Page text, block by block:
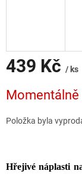
439 Kč / ks
cena:
Položka byla
Hřejivé náplasti